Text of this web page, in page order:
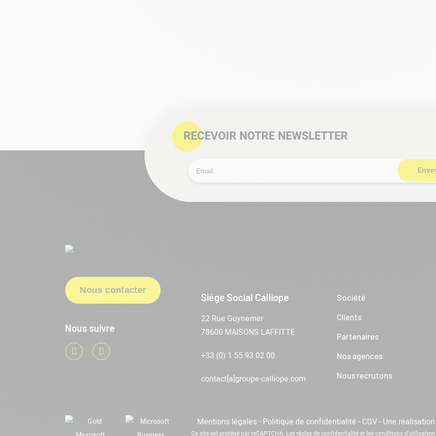
RECEVOIR NOTRE NEWSLETTER
Nous contacter
Nous suivre
LinkedInYoutube
Siège Social Calliope
22 Rue Guynemer
78600 MAISONS LAFFITTE
+33 (0) 1 55 93 02 00
contact[a]groupe-calliope.com
Société
Clients
Partenaires
Nos agences
Nous recrutons
Mentions légales- Politique de confidentialité - CGV- Une
Ce site est protégé par reCAPTCHA. Les règles de confidentialitéet lesconditions d'utilisation